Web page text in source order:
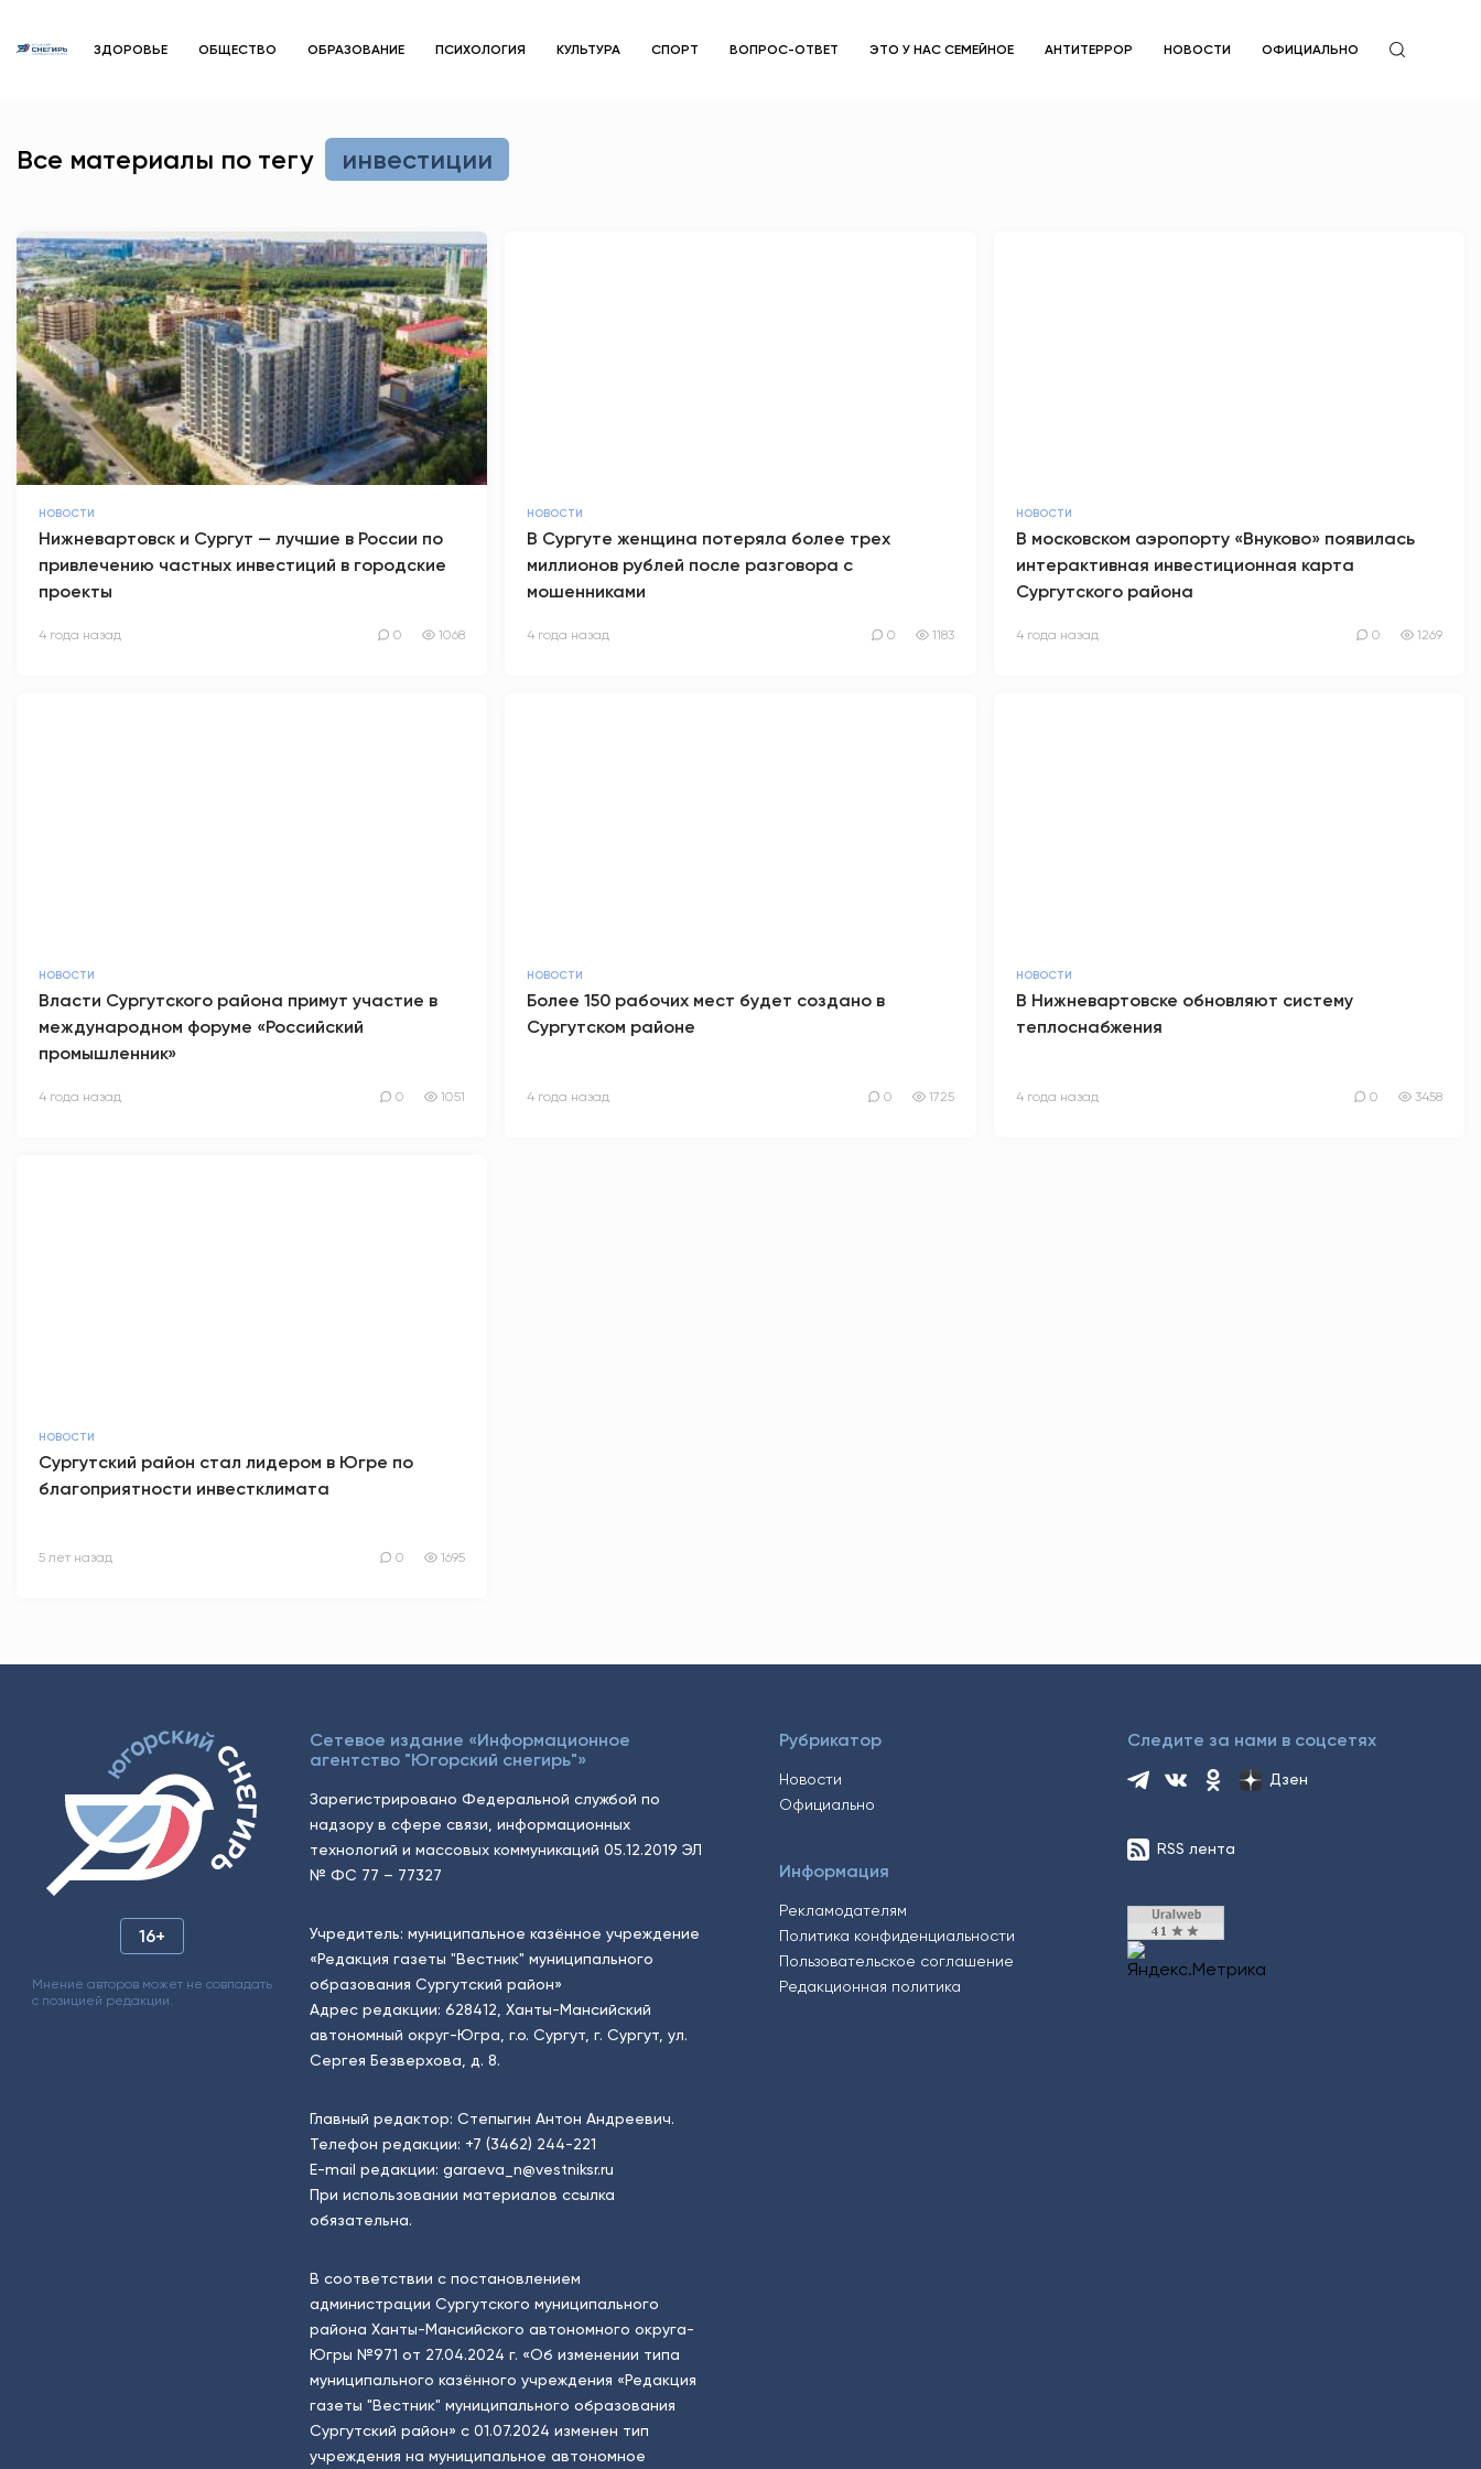
ЗДОРОВЬЕ ОБЩЕСТВО ОБРАЗОВАНИЕ ПСИХОЛОГИЯ КУЛЬТУРА СПОРТ ВОПРОС-ОТВЕТ ЭТО У НАС СЕМЕЙНОЕ АНТИТЕРРОР НОВОСТИ ОФИЦИАЛЬНО
АНТИТЕРРОР
Все материалы по тегу инвестиции
НОВОСТИ
Нижневартовск и Сургут — лучшие в России по
привлечению частных инвестиций в городские
проекты
4 года назад 0 1068
НОВОСТИ
В Сургуте женщина потеряла более трех
миллионов рублей после разговора с
мошенниками
4 года назад 0 1183
НОВОСТИ
В московском аэропорту «Внуково» появилась
интерактивная инвестиционная карта
Сургутского района
4 года назад 0 1269
НОВОСТИ
Власти Сургутского района примут участие в
международном форуме «Российский
промышленник»
4 года назад 0 1051
НОВОСТИ
Более 150 рабочих мест будет создано в
Сургутском районе
4 года назад 0 1725
НОВОСТИ
В Нижневартовске обновляют систему
теплоснабжения
4 года назад 0 3458
НОВОСТИ
Сургутский район стал лидером в Югре по
благоприятности инвестклимата
5 лет назад 0 1695
16+
Мнение авторов может не совпадать
с позицией редакции.
Сетевое издание «Информационное
агентство "Югорский снегирь"»
Зарегистрировано Федеральной службой по
надзору в сфере связи, информационных
технологий и массовых коммуникаций 05.12.2019 ЭЛ
№ ФС 77 – 77327
Учредитель: муниципальное казённое учреждение
«Редакция газеты "Вестник" муниципального
образования Сургутский район»
Адрес редакции: 628412, Ханты-Мансийский
автономный округ-Югра, г.о. Сургут, г. Сургут, ул.
Сергея Безверхова, д. 8.
Главный редактор: Степыгин Антон Андреевич.
Телефон редакции: +7 (3462) 244-221
E-mail редакции: garaeva_n@vestniksr.ru
При использовании материалов ссылка
обязательна.
В соответствии с постановлением
администрации Сургутского муниципального
района Ханты-Мансийского автономного округа-
Югры №971 от 27.04.2024 г. «Об изменении типа
муниципального казённого учреждения «Редакция
газеты "Вестник" муниципального образования
Сургутский район» с 01.07.2024 изменен тип
учреждения на муниципальное автономное
Рубрикатор
Новости
Официально
Информация
Рекламодателям
Политика конфиденциальности
Пользовательское соглашение
Редакционная политика
Следите за нами в соцсетях
Дзен
RSS лента